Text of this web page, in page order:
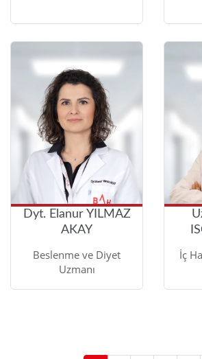
Dyt. Elanur YILMAZ
AKAY
Beslenme ve Diyet
Uzmanı
İç